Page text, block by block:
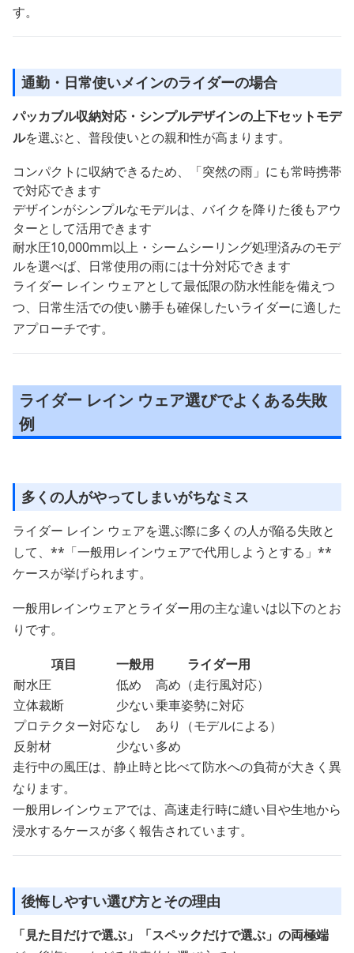
す。
通勤・日常使いメインのライダーの場合
パッカブル収納対応・シンプルデザインの上下セットモデ
ルを選ぶと、普段使いとの親和性が高まります。
コンパクトに収納できるため、「突然の雨」にも常時携帯
で対応できます
デザインがシンプルなモデルは、バイクを降りた後もアウ
ターとして活用できます
耐水圧10,000mm以上・シームシーリング処理済みのモデ
ルを選べば、日常使用の雨には十分対応できます
ライダー レイン ウェアとして最低限の防水性能を備えつ
つ、日常生活での使い勝手も確保したいライダーに適した
アプローチです。
ライダー レイン ウェア選びでよくある失敗
例
多くの人がやってしまいがちなミス
ライダー レイン ウェアを選ぶ際に多くの人が陥る失敗と
して、**「一般用レインウェアで代用しようとする」**
ケースが挙げられます。
一般用レインウェアとライダー用の主な違いは以下のとお
りです。
項目
一般用
ライダー用
耐水圧
低め
高め（走行風対応）
立体裁断
少ない乗車姿勢に対応
プロテクター対応なし
あり（モデルによる）
反射材
少ない多め
走行中の風圧は、静止時と比べて防水への負荷が大きく異
なります。
一般用レインウェアでは、高速走行時に縫い目や生地から
浸水するケースが多く報告されています。
後悔しやすい選び方とその理由
「見た目だけで選ぶ」「スペックだけで選ぶ」の両極端